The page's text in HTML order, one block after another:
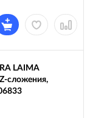
LAIMA
сложения,